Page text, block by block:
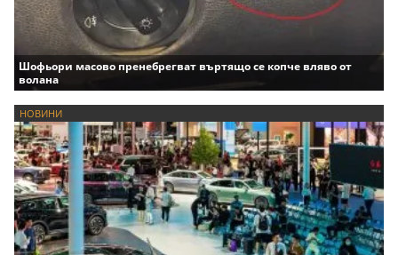
Шофьори масово пренебрегват въртящо се копче вляво от
волана
НОВИНИ